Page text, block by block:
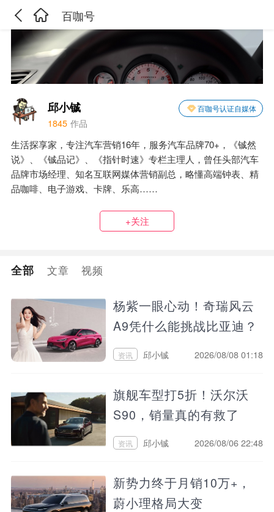
百咖号
邱小铖 百咖号认证自媒体
1845 作品
生活探享家，专注汽车营销16年，服务汽车品牌70+，《铖然
说》、《铖品记》、《指针时速》专栏主理人，曾任头部汽车
品牌市场经理、知名互联网媒体营销副总，略懂高端钟表、精
品咖啡、电子游戏、卡牌、乐高……
+关注
全部 文章 视频
杨紫一眼心动！奇瑞风云
A9凭什么能挑战比亚迪？
资讯 邱小铖 2026/08/08 01:18
旗舰车型打5折！沃尔沃
S90，销量真的有救了
吗？
资讯 邱小铖 2026/08/06 22:48
新势力终于月销10万+，
蔚小理格局大变